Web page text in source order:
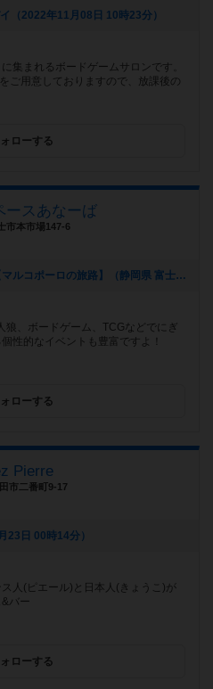
（2022年11月08日 10時23分）
集まれるボードゲームサロンです。
ご用意しておりますので、放課後の
ローする
ースあなーば
市本市場147-6
[NEW] 3/25(金) 【ツォルキン】【マルコポーロの旅路】（静岡県 富士市 ゲームスペースあなーば）（2022年03月17日 21時11分）
、ボードゲーム、TCGなどでにぎ
性的なイベントも豊富ですよ！
ローする
Pierre
市二番町9-17
23日 00時14分）
人(ピエール)と日本人(きょうこ)が
バー
ローする